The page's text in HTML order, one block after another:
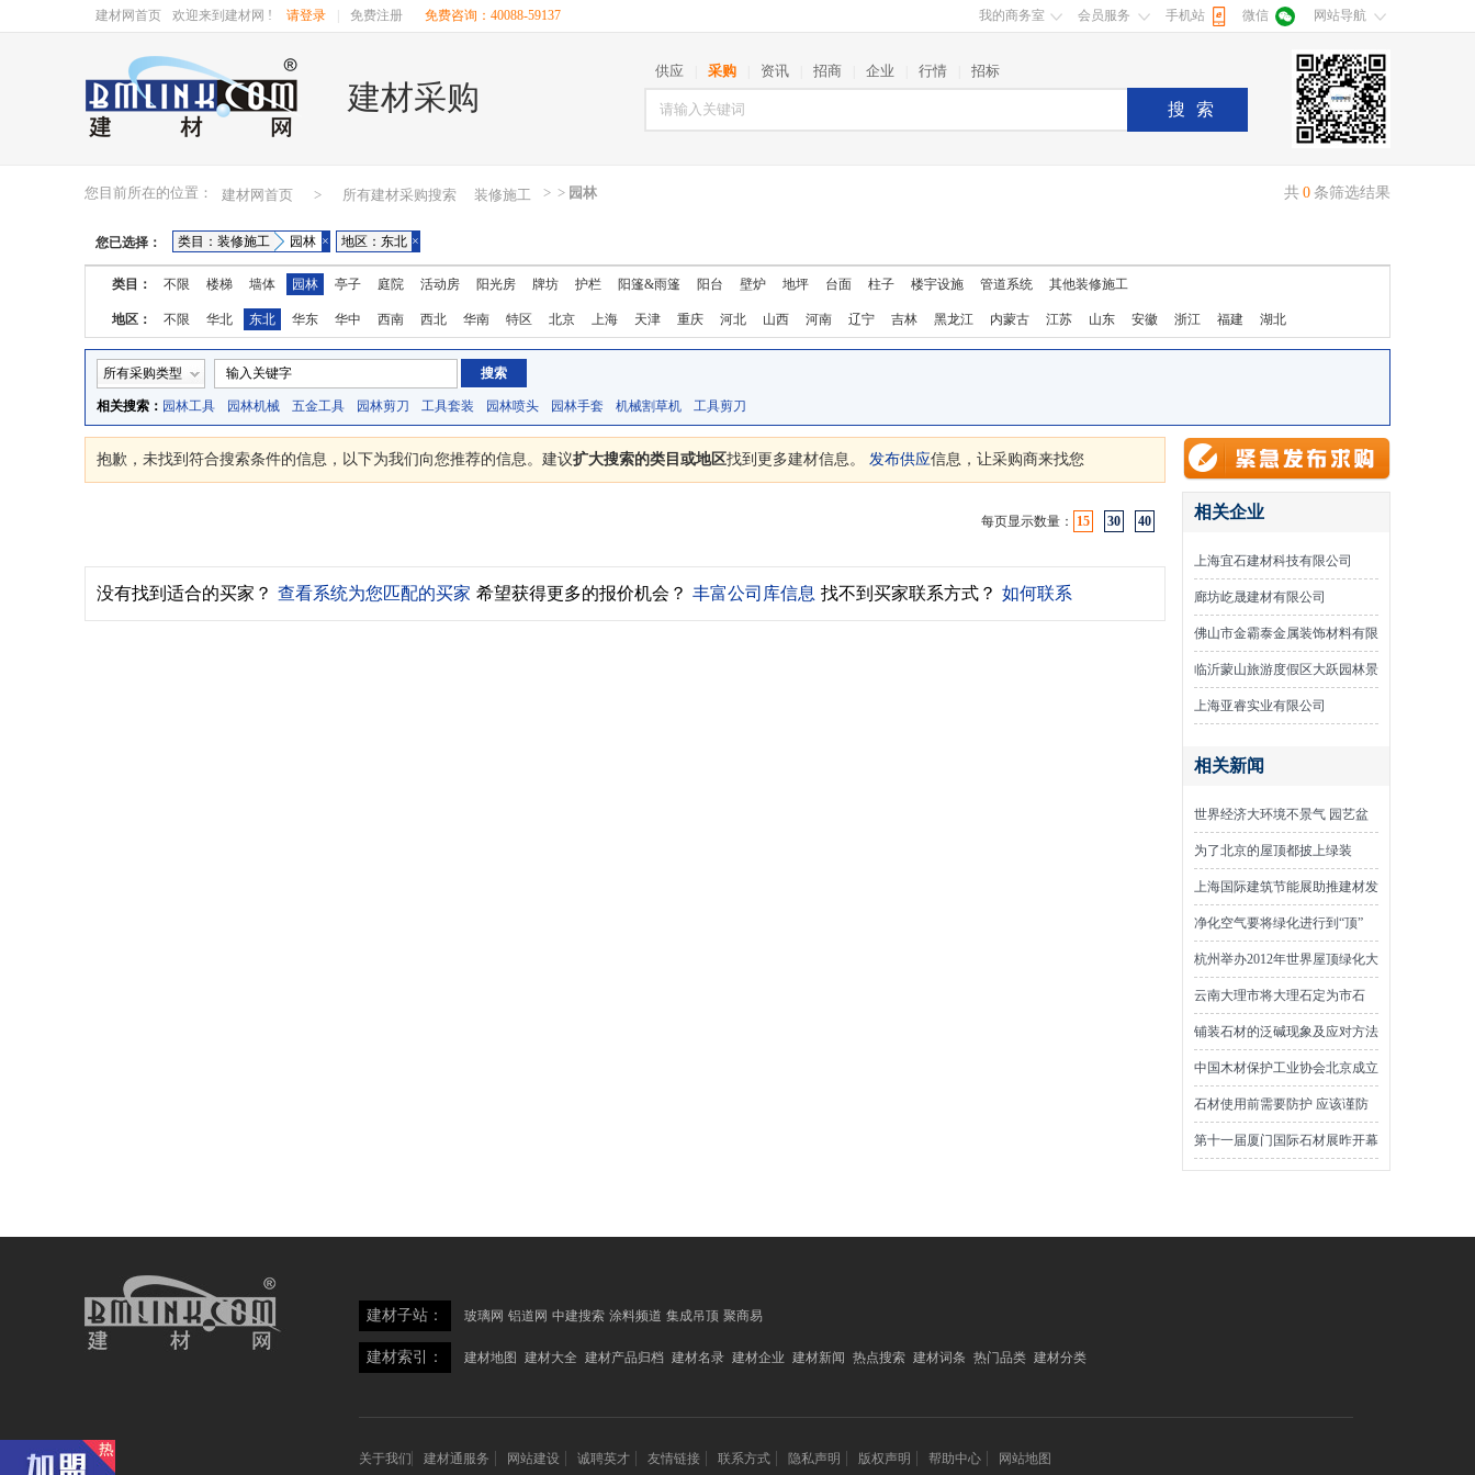
建材网首页 欢迎来到建材网 ! 请登录 免费注册 免费咨询：40088-59137 我的商务室 会员服务 手机站 微信 网站导航
建材采购
供应 采购 资讯 招商 企业 行情 招标
搜索
您目前所在的位置： 建材网首页 > 所有建材采购搜索 >
装修施工 > 园林 共 0 条筛选结果
您已选择： 类目：装修施工 园林 × 地区：东北 ×
类目： 不限 楼梯 墙体 园林 亭子 庭院 活动房 阳光房 牌坊 护栏 阳篷&雨篷 阳台 壁炉 地坪 台面 柱子 楼宇设施 管道系统 其他装修施工
地区： 不限 华北 东北 华东 华中 西南 西北 华南 特区 北京 上海 天津 重庆 河北 山西 河南 辽宁 吉林 黑龙江 内蒙古 江苏 山东 安徽 浙江 福建
湖北
湖南
广东 广西 江西 四川 海南 贵州 云南 西藏 陕西 甘肃 青海 宁夏 新疆 台湾 香港
澳门
所有采购类型
相关搜索： 园林工具 园林机械 五金工具 园林剪刀 工具套装 园林喷头 园林手套 机械割草机 工具剪刀
抱歉，未找到符合搜索条件的信息，以下为我们向您推荐的信息。建议扩大搜索的类目或地区找到更多建材信息。 发布供应信息，让采购商来找您
每页显示数量： 15 30 40
没有找到适合的买家？ 查看系统为您匹配的买家 希望获得更多的报价机会？ 丰富公司库信息 找不到买家联系方式？ 如何联系
相关企业
上海宜石建材科技有限公司
廊坊屹晟建材有限公司
佛山市金霸泰金属装饰材料有限
公司
临沂蒙山旅游度假区大跃园林景
观工程有限公司
上海亚睿实业有限公司
相关新闻
世界经济大环境不景气 园艺盆
器企业转型内销市场
为了北京的屋顶都披上绿装
上海国际建筑节能展助推建材发
展
净化空气要将绿化进行到“顶”
杭州举办2012年世界屋顶绿化大
会
云南大理市将大理石定为市石
铺装石材的泛碱现象及应对方法
中国木材保护工业协会北京成立
石材使用前需要防护 应该谨防
表面文章
第十一届厦门国际石材展昨开幕
建材子站： 玻璃网 铝道网 中建搜索 涂料频道 集成吊顶 聚商易
建材索引： 建材地图 建材大全 建材产品归档 建材名录 建材企业 建材新闻 热点搜索 建材词条 热门品类 建材分类
关于我们 建材通服务 网站建设 诚聘英才 友情链接 联系方式 隐私声明 版权声明 帮助中心 网站地图